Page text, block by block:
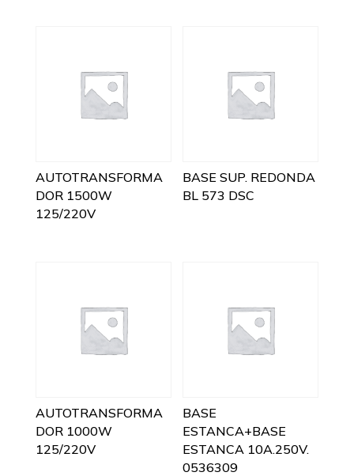
AUTOTRANSFORMA
DOR 1500W
125/220V
BASE SUP. REDONDA
BL 573 DSC
AUTOTRANSFORMA
DOR 1000W
125/220V
BASE
ESTANCA+BASE
ESTANCA 10A.250V.
0536309